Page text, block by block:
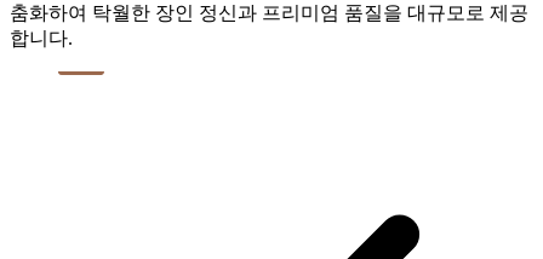
춤화하여 탁월한 장인 정신과 프리미엄 품질을 대규모로 제공
합니다.